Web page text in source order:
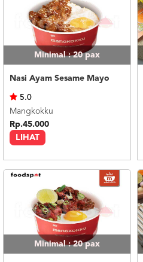
Minimal : 20pax
Nasi Ayam Sesame Mayo
LIHAT
5.0
Mangkokku
Rp.45.000
Minimal : 20pax